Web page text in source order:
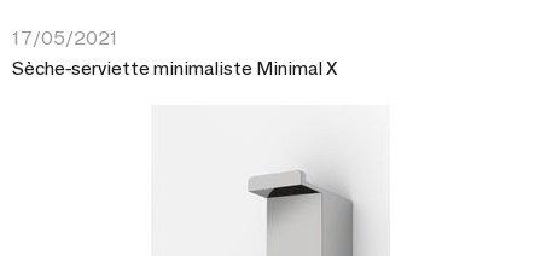
17/05/2021
Sèche-serviette minimaliste Minimal X